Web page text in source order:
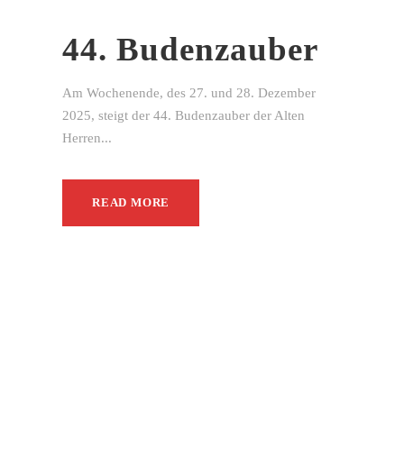
44. Budenzauber
Am Wochenende, des 27. und 28. Dezember
2025, steigt der 44. Budenzauber der Alten
Herren...
READ MORE